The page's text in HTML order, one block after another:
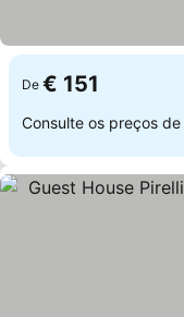
De € 151
Consulte os preços de